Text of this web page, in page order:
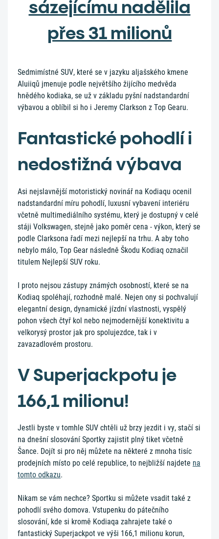
sázejícímu nadělila
přes 31 milionů
Sedmimístné SUV, které se v jazyku aljašského kmene
Aluiiqů jmenuje podle největšího žijícího medvěda
hnědého kodiaka, se už v základu pyšní nadstandardní
výbavou a oblíbil si ho i Jeremy Clarkson z Top Gearu.
Fantastické pohodlí i
nedostižná výbava
Asi nejslavnější motoristický novinář na Kodiaqu ocenil
nadstandardní míru pohodlí, luxusní vybavení interiéru
včetně multimediálního systému, který je dostupný v celé
stáji Volkswagen, stejně jako poměr cena - výkon, který se
podle Clarksona řadí mezi nejlepší na trhu. A aby toho
nebylo málo, Top Gear následně Škodu Kodiaq označil
titulem Nejlepší SUV roku.
I proto nejsou zástupy známých osobností, které se na
Kodiaq spoléhají, rozhodně malé. Nejen ony si pochvalují
elegantní design, dynamické jízdní vlastnosti, vyspělý
pohon všech čtyř kol nebo nejmodernější konektivitu a
velkorysý prostor jak pro spolujezdce, tak i v
zavazadlovém prostoru.
V Superjackpotu je
166,1 milionu!
Jestli byste v tomhle SUV chtěli už brzy jezdit i vy, stačí si
na dnešní slosování Sportky zajistit plný tiket včetně
Šance. Dojít si pro něj můžete na některé z mnoha tisíc
prodejních místo po celé republice, to nejbližší najdete na
tomto odkazu.
Nikam se vám nechce? Sportku si můžete vsadit také z
pohodlí svého domova. Vstupenku do pátečního
slosování, kde si kromě Kodiaqa zahrajete také o
fantastický Superjackpot ve výši 166,1 milionu korun,